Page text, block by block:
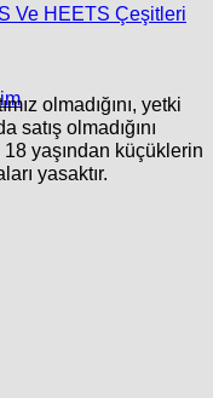
Ve HEETS Çeşitleri
olmadığını, yetki
olmadığını
yaşından küçüklerin
yasaktır.